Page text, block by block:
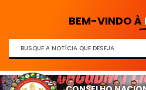
BEM-VINDO À